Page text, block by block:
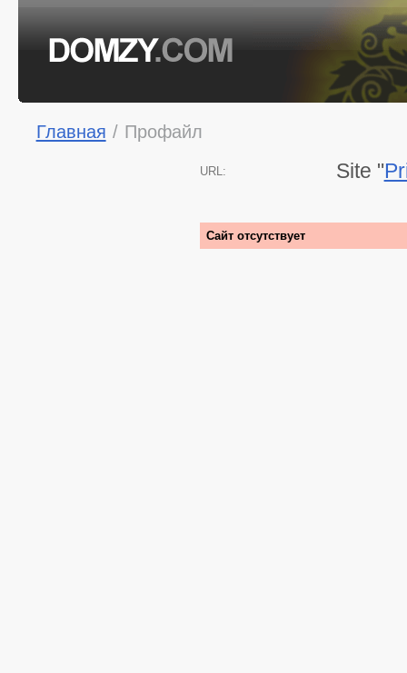
Главная / Профайл
URL: Site "
Сайт отсутствует